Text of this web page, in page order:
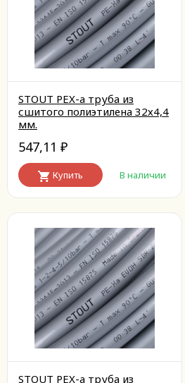
STOUT PEX-a труба из
сшитого полиэтилена 32х4,4
мм.
547,11 ₽
Купить В наличии
STOUT PEX-a труба из